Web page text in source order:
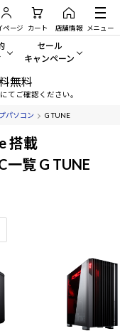
ページ カート 店舗情報 メニュー
ソコン
PC・ゲーム向けパソコン
ィブ向け
ソコン
ーツ別
パソコン
セール
キャンペーン
セール・キャンペー
期間限定セール
アウトレットパソコン
Copilot+ PC
無料
てご確認ください。
パソコン G TUNE
搭載
一覧 G TUNE